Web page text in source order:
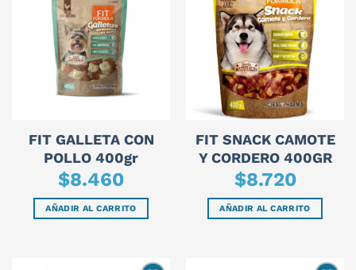
FIT GALLETA CON
POLLO 400gr
$8.460
AÑADIR AL CARRITO
FIT SNACK CAMOTE
Y CORDERO 400GR
$8.720
AÑADIR AL CARRITO